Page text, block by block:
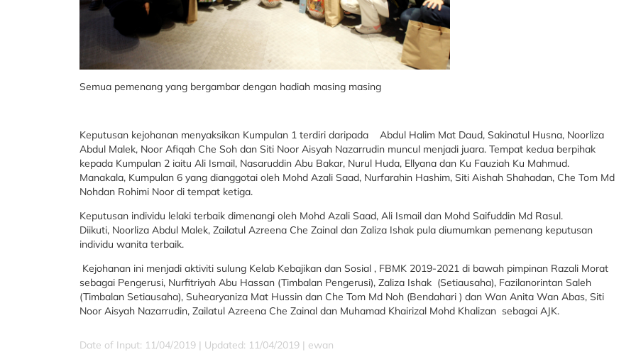
Semua pemenang yang bergambar dengan hadiah masing masing
Keputusan kejohanan menyaksikan Kumpulan 1 terdiri daripada Abdul Halim Mat Daud, Sakinatul Husna, Noorliza
Abdul Malek, Noor Afiqah Che Soh dan Siti Noor Aisyah Nazarrudin muncul menjadi juara. Tempat kedua berpihak
kepada Kumpulan 2 iaitu Ali Ismail, Nasaruddin Abu Bakar, Nurul Huda, Ellyana dan Ku Fauziah Ku Mahmud.
Manakala, Kumpulan 6 yang dianggotai oleh Mohd Azali Saad, Nurfarahin Hashim, Siti Aishah Shahadan, Che Tom Md
Nohdan Rohimi Noor di tempat ketiga.
Keputusan individu lelaki terbaik dimenangi oleh Mohd Azali Saad, Ali Ismail dan Mohd Saifuddin Md Rasul.
Diikuti, Noorliza Abdul Malek, Zailatul Azreena Che Zainal dan Zaliza Ishak pula diumumkan pemenang keputusan
individu wanita terbaik.
Kejohanan ini menjadi aktiviti sulung Kelab Kebajikan dan Sosial , FBMK 2019-2021 di bawah pimpinan Razali Morat
sebagai Pengerusi, Nurfitriyah Abu Hassan (Timbalan Pengerusi), Zaliza Ishak (Setiausaha), Fazilanorintan Saleh
(Timbalan Setiausaha), Suhearyaniza Mat Hussin dan Che Tom Md Noh (Bendahari ) dan Wan Anita Wan Abas, Siti
Noor Aisyah Nazarrudin, Zailatul Azreena Che Zainal dan Muhamad Khairizal Mohd Khalizan sebagai AJK.
Date of Input: 11/04/2019 | Updated: 11/04/2019 | ewan